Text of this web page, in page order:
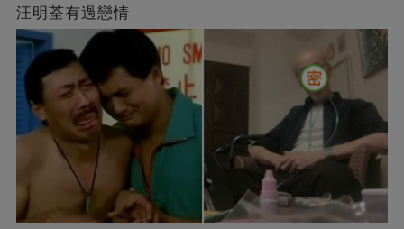
汪明荃有過戀情